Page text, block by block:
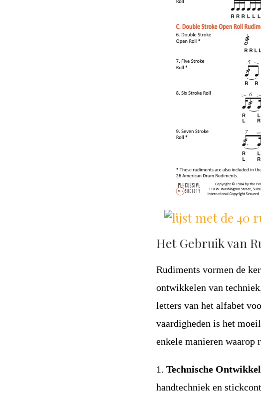
Het Gebruik van
Rudiments vormen de
ontwikkelen van
letters van het alfabet
vaardigheden is het
enkele manieren waarop
1.Technische
handtechniek en